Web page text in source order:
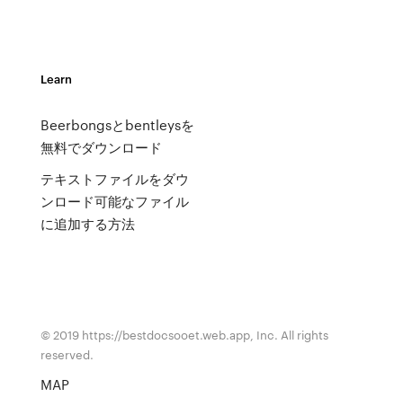
Learn
Beerbongsとbentleysを
無料でダウンロード
テキストファイルをダウ
ンロード可能なファイル
に追加する方法
© 2019 https://bestdocsooet.web.app, Inc. All rights
reserved.
MAP